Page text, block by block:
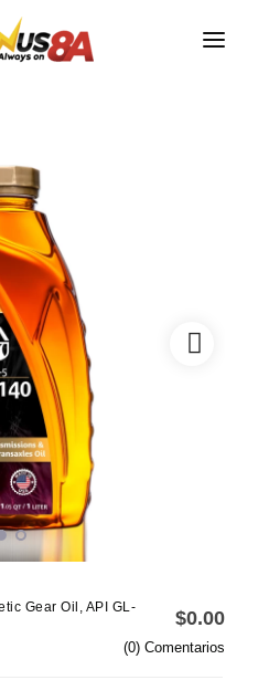
Gear Oil, API GL-
$0.00
(0) Comentarios